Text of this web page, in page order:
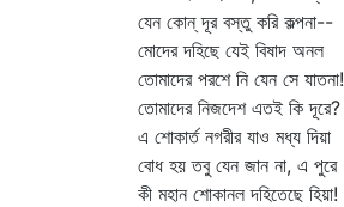
যেন কোন্‌ দূর বস্তু করি কল্পনা--
মোদের দহিছে যেই বিষাদ অনল
তোমাদের পরশে নি যেন সে যাতনা!
তোমাদের নিজদেশ এতই কি দূরে?
এ শোকার্ত নগরীর যাও মধ্য দিয়া
বোধ হয় তবু যেন জান না, এ পুরে
কী মহান শোকানল দহিতেছে হিয়া!